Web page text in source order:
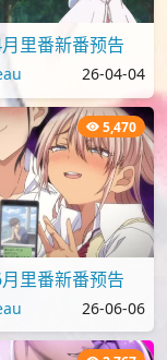
里番新番预告
26-04-04
5,470
里番新番预告
26-06-06